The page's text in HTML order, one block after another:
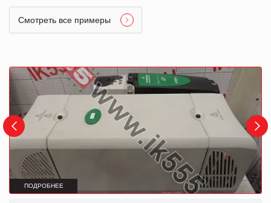
Смотреть все примеры
ПОДРОБНЕЕ